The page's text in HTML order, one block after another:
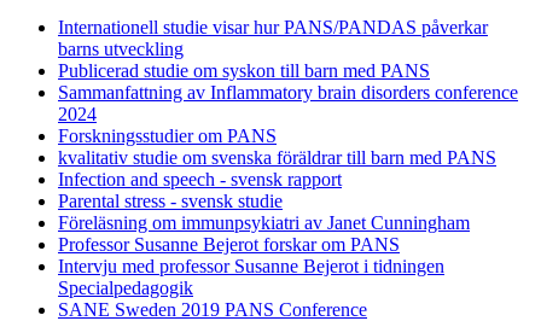
Internationell studie visar hur PANS/PANDAS påverkar
barns utveckling
Publicerad studie om syskon till barn med PANS
Sammanfattning av Inflammatory brain disorders conference
2024
Forskningsstudier om PANS
kvalitativ studie om svenska föräldrar till barn med PANS
Infection and speech - svensk rapport
Parental stress - svensk studie
Föreläsning om immunpsykiatri av Janet Cunningham
Professor Susanne Bejerot forskar om PANS
Intervju med professor Susanne Bejerot i tidningen
Specialpedagogik
SANE Sweden 2019 PANS Conference